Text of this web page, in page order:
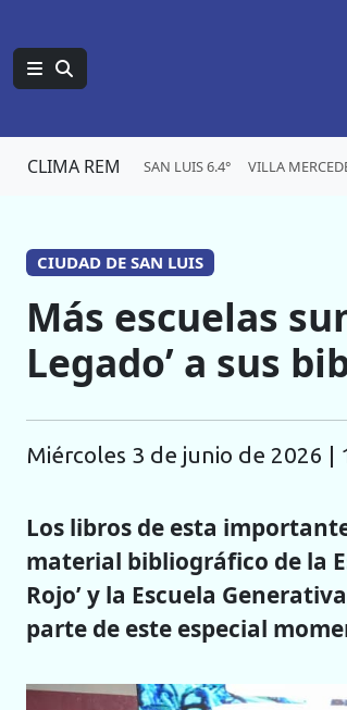
CLIMA REM SAN LUIS 6.4° VILLA
CIUDAD DE SAN LUIS
Más escuelas
Legado’ a sus
miércoles 3 de junio de 2026 |
Los libros de esta
material bibliográfico de la
Rojo’ y la Escuela
parte de este especial